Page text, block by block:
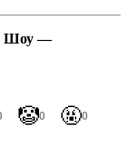
Шоу —
🤡0 🤬0